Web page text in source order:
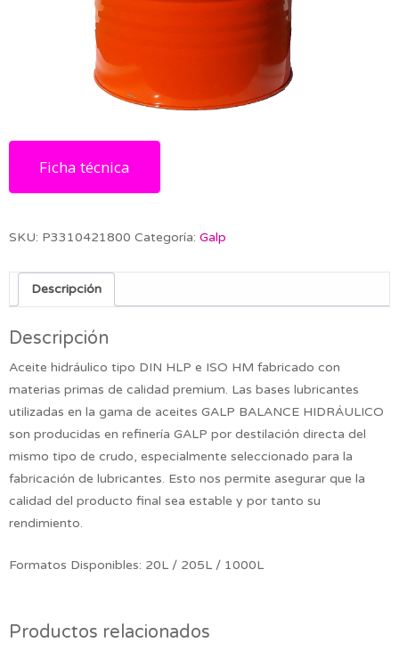
Ficha técnica
SKU: P3310421800 Categoría: Galp
Descripción
Descripción
Aceite hidráulico tipo DIN HLP e ISO HM fabricado con
materias primas de calidad premium. Las bases lubricantes
utilizadas en la gama de aceites GALP BALANCE HIDRÁULICO
son producidas en refinería GALP por destilación directa del
mismo tipo de crudo, especialmente seleccionado para la
fabricación de lubricantes. Esto nos permite asegurar que la
calidad del producto final sea estable y por tanto su
rendimiento.
Formatos Disponibles: 20L / 205L / 1000L
Productos relacionados